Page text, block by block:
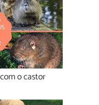
o castor